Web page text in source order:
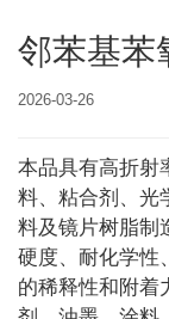
邻苯基苯
2026-03-26
本品具有高折射
料、粘合剂、光
料及镜片树脂制
硬度、耐化学性
的稀释性和附着